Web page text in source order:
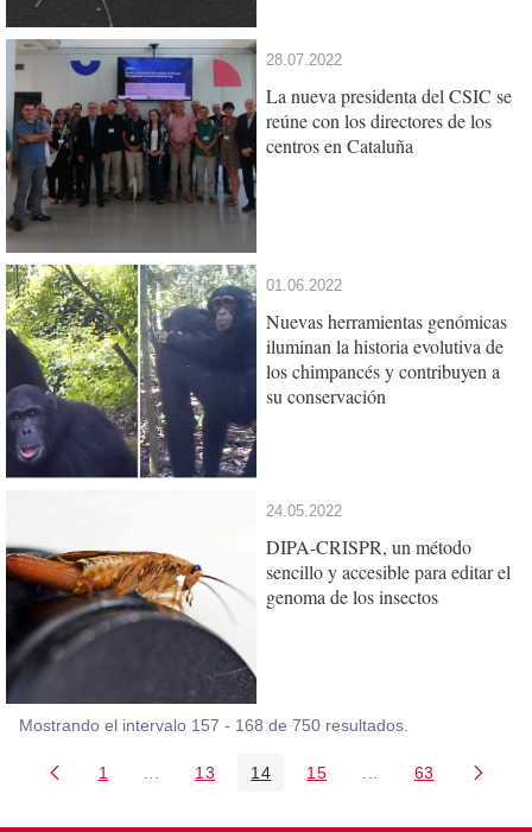
28.07.2022
La nueva presidenta del CSIC se
reúne con los directores de los
centros en Cataluña
01.06.2022
Nuevas herramientas genómicas
iluminan la historia evolutiva de
los chimpancés y contribuyen a
su conservación
24.05.2022
DIPA-CRISPR, un método
sencillo y accesible para editar el
genoma de los insectos
Mostrando el intervalo 157 - 168 de 750 resultados.
Página
1 Páginas intermedias Use TAB para
Página
13 Página
14 Página
15 PáginasPágina
63